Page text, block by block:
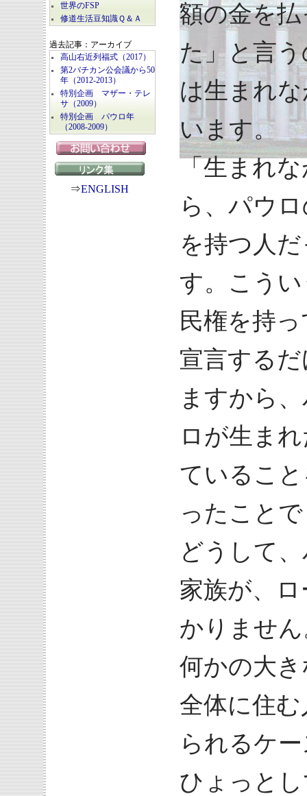
世界のFSP
修道生活豆知識Ｑ＆Ａ
過去記事：アーカイブ
高山右近列福式（2017）
第2バチカン公会議から50
年（2012-2013）
特別企画 マザー・テレ
サ（2009）
特別企画 パウロ年
（2008-2009）
⇒ENGLISH
額の金を
た」と言
は生まれ
います。
「生まれ
ら、パウ
を持つ人
す。こう
民権を持
宣言する
ますから
ロが生ま
ているこ
ったこと
どうして
家族が、
かりませ
何かの大
全体に住
られるケ
ひょっと